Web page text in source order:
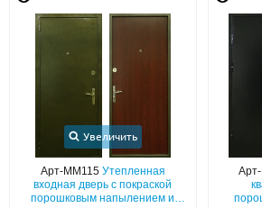
Увеличить
Арт-ММ115 Утепленная
входная дверь с покраской
порошковым напылением и